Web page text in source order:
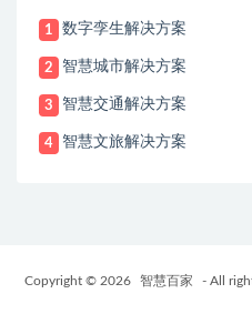
1 数字孪生解决方案
2 智慧城市解决方案
3 智慧交通解决方案
4 智慧文旅解决方案
Copyright © 2026 智慧百家 - All